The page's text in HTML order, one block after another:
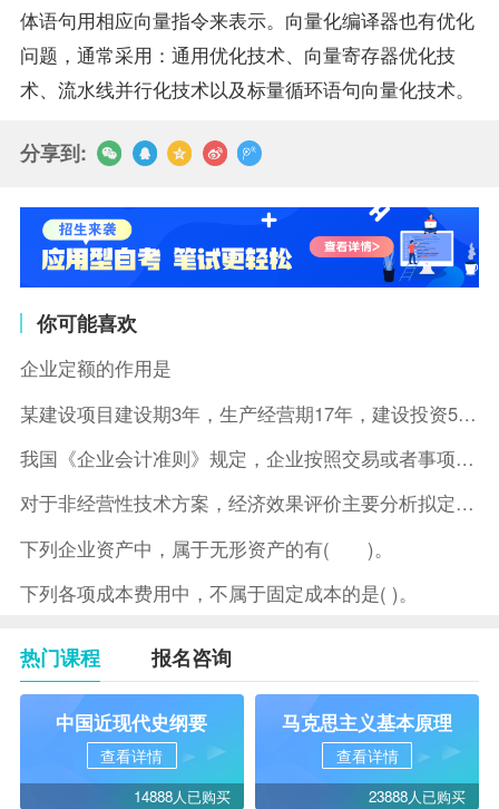
体语句用相应向量指令来表示。向量化编译器也有优化
问题，通常采用：通用优化技术、向量寄存器优化技
术、流水线并行化技术以及标量循环语句向量化技术。
分享到:
你可能喜欢
企业定额的作用是
某建设项目建设期3年，生产经营期17年，建设投资5500万元
我国《企业会计准则》规定，企业按照交易或者事项的经济特征确定
对于非经营性技术方案，经济效果评价主要分析拟定方案的( )。
下列企业资产中，属于无形资产的有( )。
下列各项成本费用中，不属于固定成本的是( )。
热门课程 报名咨询
中国近现代史纲要
查看详情
14888人已购买
马克思主义基本原理
查看详情
23888人已购买